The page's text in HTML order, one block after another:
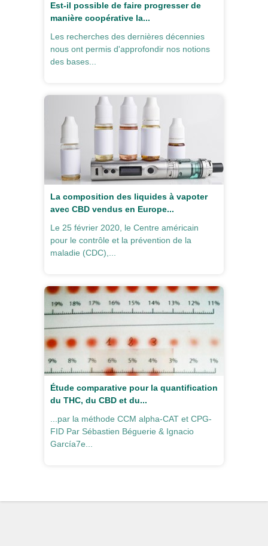
Est-il possible de faire progresser de
manière coopérative la...
Les recherches des dernières décennies
nous ont permis d'approfondir nos notions
des bases...
La composition des liquides à vapoter
avec CBD vendus en Europe...
Le 25 février 2020, le Centre américain
pour le contrôle et la prévention de la
maladie (CDC),...
Étude comparative pour la quantification
du THC, du CBD et du...
...par la méthode CCM alpha-CAT et CPG-
FID Par Sébastien Béguerie & Ignacio
García7e...